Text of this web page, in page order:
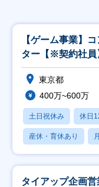
【ゲーム事業】
ター【※契約社員
東京都
400万~600万
土日祝休み 休日
産休・育休あり
賞与あり
タイアップ企画